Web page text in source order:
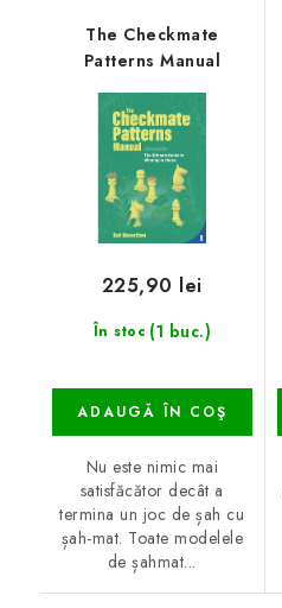
The Checkmate
Patterns Manual
În stoc (1 buc.)
225,90 lei
ADAUGĂ ÎN COŞ
Nu este nimic mai
satisfăcător decât a
termina un joc de șah cu
șah-mat. Toate modelele
de șahmat...